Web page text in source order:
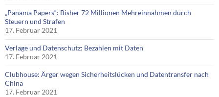
„Panama Papers“: Bisher 72 Millionen Mehreinnahmen durch
Steuern und Strafen
17. Februar 2021
Verlage und Datenschutz: Bezahlen mit Daten
17. Februar 2021
Clubhouse: Ärger wegen Sicherheitslücken und Datentransfer nach
China
17. Februar 2021